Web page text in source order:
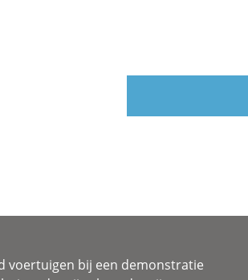
voertuigen bij een demonstratie